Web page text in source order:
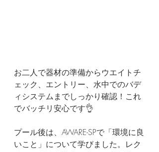
お二人で器材の準備からウエイトチ
ェック、エントリー、水中でのバデ
ィシステムまでしっかり確認！これ
でバッチリ安心です👌
プール後は、AWARE-SPで「環境に良
いこと」について学びました。レク